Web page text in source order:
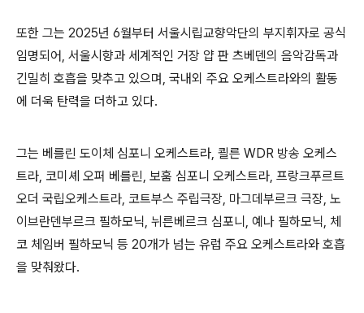
또한 그는 2025년 6월부터 서울시립교향악단의 부지휘자로 공식
임명되어, 서울시향과 세계적인 거장 얍 판 츠베덴의 음악감독과
긴밀히 호흡을 맞추고 있으며, 국내외 주요 오케스트라와의 활동
에 더욱 탄력을 더하고 있다.
그는 베를린 도이체 심포니 오케스트라, 쾰른 WDR 방송 오케스
트라, 코미셰 오퍼 베를린, 보훔 심포니 오케스트라, 프랑크푸르트
오더 국립오케스트라, 코트부스 주립극장, 마그데부르크 극장, 노
이브란덴부르크 필하모닉, 뉘른베르크 심포니 , 예나 필하모닉, 체
코 체임버 필하모닉 등 20개가 넘는 유럽 주요 오케스트라와 호흡
을 맞춰왔다.